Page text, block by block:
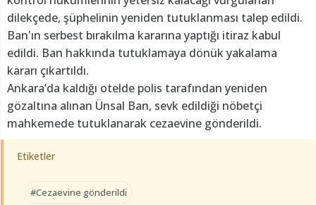
dilekçede, şüphelinin yeniden tutuklanması talep edildi.
Ban'ın serbest bırakılma kararına yaptığı itiraz kabul
edildi. Ban hakkında tutuklamaya dönük yakalama
kararı çıkartıldı.
Ankara’da kaldığı otelde polis tarafından yeniden
gözaltına alınan Ünsal Ban, sevk edildiği nöbetçi
mahkemede tutuklanarak cezaevine gönderildi.
Etiketler
#Cezaevine gönderildi